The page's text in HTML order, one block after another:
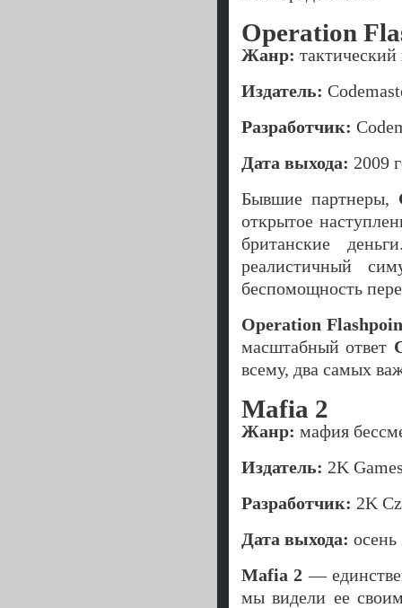
Operation
Жанр:
Издатель:
Разработчик:
Дата выхода: 2009
Бывшие партнеры,
открытое
британские
реалистичный
беспомощность
Operation
масштабный ответ
всему, два самых
Mafia 2
Жанр: мафия
Издатель: 2K
Разработчик: 2K
Дата выхода: осень
Mafia 2 —
мы видели ее